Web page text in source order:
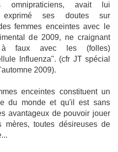
omnipraticiens, avait lui
exprimé ses doutes sur
femmes enceintes avec le
de 2009, ne craignant
faux avec les (folles)
Influenza". (cfr JT spécial
2009).
enceintes constituent un
du monde et qu'il est sans
avantageux de pouvoir jouer
toutes désireuses de